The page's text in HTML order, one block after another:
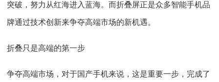
突破，努力从红海进入蓝海。而折叠屏正是众多智能手机品
牌通过技术创新来争夺高端市场的新机遇。
折叠只是高端的第一步
争夺高端市场，对于国产手机来说，这是重要一步，完成了